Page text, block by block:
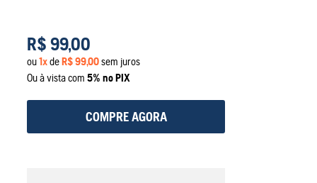
R$ 99,00
ou1xdeR$99,00sem juros
Ou à vista com 5% no PIX
COMPRE AGORA